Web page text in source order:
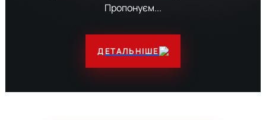
Пропонуєм...
ДЕТАЛЬНІШЕ